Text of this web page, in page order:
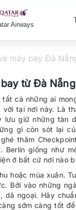
Airways
máy bay Đà
từ Đà
cả những ai
tại nơi này. Là
lưu giữ những tàn
gì còn sót lại
thăm
Berlin giống như
ở bất cứ nơi nào
hoặc mùa xuân.
Bởi vào những
dã ngoại. Hãy
sớm càng tốt